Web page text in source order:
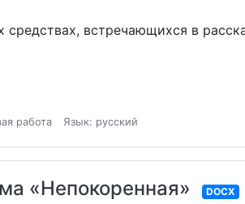
встречающихся в
работа Язык: русский
«Непокоренная» DOCX